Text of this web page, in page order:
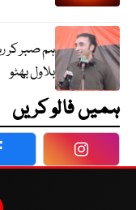
ہم صبر کر
بلاول بھٹو
ہمیں فالو کریں